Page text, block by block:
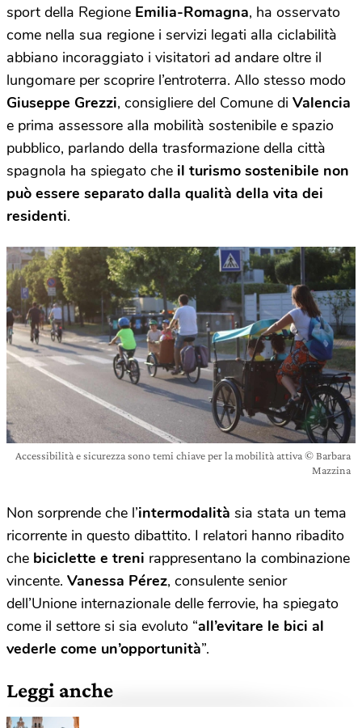
sport della Regione Emilia-Romagna, ha osservato
come nella sua regione i servizi legati alla ciclabilità
abbiano incoraggiato i visitatori ad andare oltre il
lungomare per scoprire l’entroterra. Allo stesso modo
Giuseppe Grezzi, consigliere del Comune di Valencia
e prima assessore alla mobilità sostenibile e spazio
pubblico, parlando della trasformazione della città
spagnola ha spiegato che il turismo sostenibile non
può essere separato dalla qualità della vita dei
residenti.
Accessibilità e sicurezza sono temi chiave per la mobilità attiva © Barbara
Mazzina
Non sorprende che l’intermodalità sia stata un tema
ricorrente in questo dibattito. I relatori hanno ribadito
che biciclette e treni rappresentano la combinazione
vincente. Vanessa Pérez, consulente senior
dell’Unione internazionale delle ferrovie, ha spiegato
come il settore si sia evoluto “all’evitare le bici al
vederle come un’opportunità”.
Leggi anche